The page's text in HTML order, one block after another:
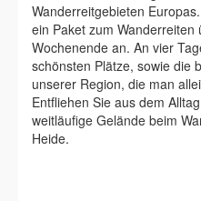
Wanderreitgebieten
ein Paket zum
Wochenende an. An vier
schönsten Plätze, sowie die
unserer Region, die man
Entfliehen Sie aus dem
weitläufige Gelände beim
Heide.